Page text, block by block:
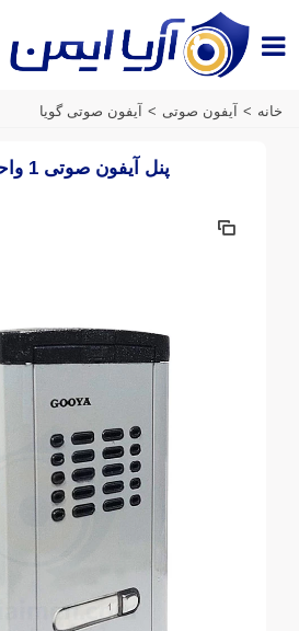
خانه > آیفون صوتی > آیفون صوتی گویا
پنل آیفون صوتی 1 واحدی گویا